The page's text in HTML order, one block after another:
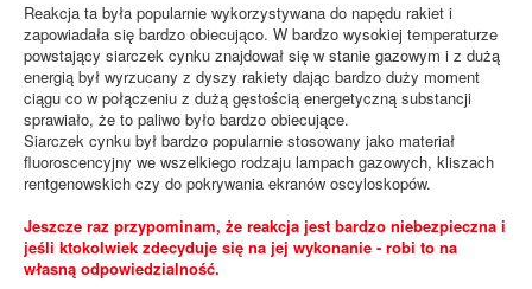
Reakcja ta była popularnie wykorzystywana do napędu rakiet i
zapowiadała się bardzo obiecująco. W bardzo wysokiej temperaturze
powstający siarczek cynku znajdował się w stanie gazowym i z dużą
energią był wyrzucany z dyszy rakiety dając bardzo duży moment
ciągu co w połączeniu z dużą gęstością energetyczną substancji
sprawiało, że to paliwo było bardzo obiecujące.
Siarczek cynku był bardzo popularnie stosowany jako materiał
fluoroscencyjny we wszelkiego rodzaju lampach gazowych, kliszach
rentgenowskich czy do pokrywania ekranów oscyloskopów.
Jeszcze raz przypominam, że reakcja jest bardzo niebezpieczna i
jeśli ktokolwiek zdecyduje się na jej wykonanie - robi to na
własną odpowiedzialność.